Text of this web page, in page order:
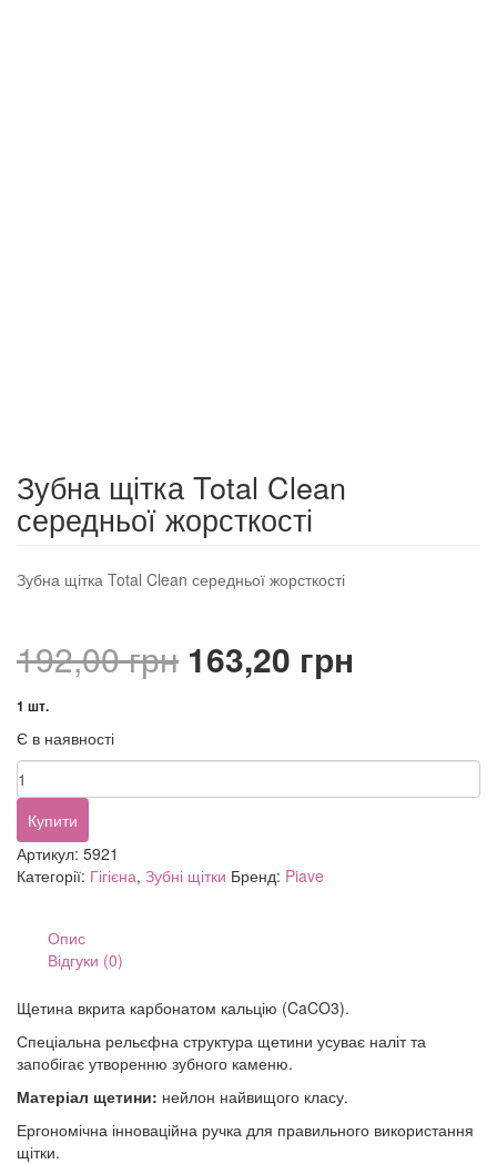
Зубна щітка Total Clean
середньої жорсткості
Зубна щітка Total Clean середньої жорсткості
192,00грн Оригінальна
192,00 грн.
163,20 грн
163,20
1 шт.
Є в наявності
Зубна
щітка
Total
Clean
середньої
жорсткості
Купити
Артикул: 5921
Категорії: Гігієна, Зубні щітки Бренд: Piave
Опис
Відгуки (0)
Щетина вкрита карбонатом кальцію (CaCO3).
Спеціальна рельєфна структура щетини усуває наліт та
запобігає утворенню зубного каменю.
Матеріал щетини: нейлон найвищого класу.
Ергономічна інноваційна ручка для правильного використання
щітки.